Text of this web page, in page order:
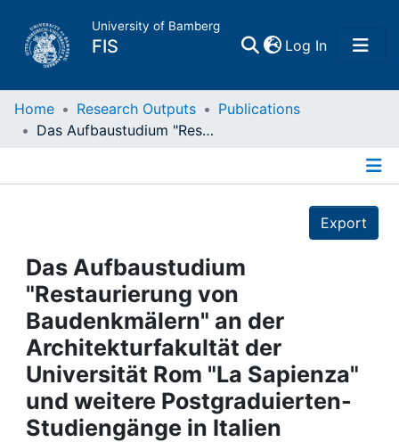
University of Bamberg
FIS Log In(current)
Home
Projects
People
Institutions
Awards
Home Research Outputs
Publications
Das Aufbaustudium "Restaurierung von Baudenkmälern" an der Architekturfakultät der Universität Rom "La Sapienza" und weitere Postgraduierten-Studiengänge in Italien
Export
Das Aufbaustudium
"Restaurierung von
Baudenkmälern" an der
Architekturfakultät der
Universität Rom "La Sapienza"
und weitere Postgraduierten-
Studiengänge in Italien